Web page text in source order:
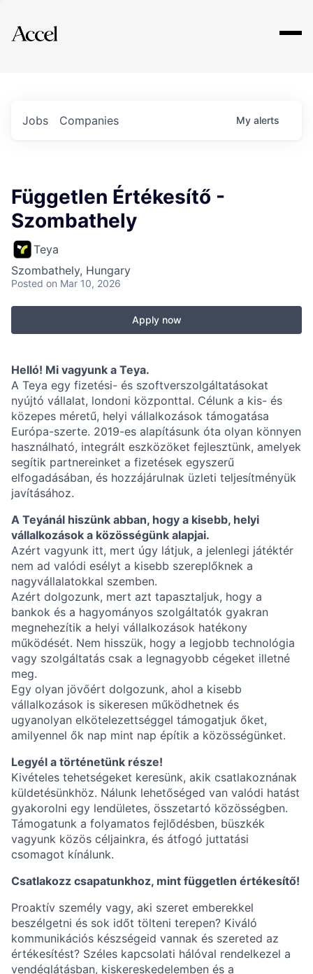
Explore
Jobs Companies My alerts
Független Értékesítő -
Szombathely
Teya
Szombathely, Hungary
Posted on Mar 10, 2026
Apply now
Helló! Mi vagyunk a Teya.
A Teya egy fizetési- és szoftverszolgáltatásokat
nyújtó vállalat, londoni központtal. Célunk a kis- és
közepes méretű, helyi vállalkozások támogatása
Európa-szerte. 2019-es alapításunk óta olyan könnyen
használható, integrált eszközöket fejlesztünk, amelyek
segítik partnereinket a fizetések egyszerű
elfogadásában, és hozzájárulnak üzleti teljesítményük
javításához.
A Teyánál hiszünk abban, hogy a kisebb, helyi
vállalkozások a közösségünk alapjai.
Azért vagyunk itt, mert úgy látjuk, a jelenlegi játéktér
nem ad valódi esélyt a kisebb szereplőknek a
nagyvállalatokkal szemben.
Azért dolgozunk, mert azt tapasztaljuk, hogy a
bankok és a hagyományos szolgáltatók gyakran
megnehezítik a helyi vállalkozások hatékony
működését. Nem hisszük, hogy a legjobb technológia
vagy szolgáltatás csak a legnagyobb cégeket illetné
meg.
Egy olyan jövőért dolgozunk, ahol a kisebb
vállalkozások is sikeresen működhetnek és
ugyanolyan elkötelezettséggel támogatjuk őket,
amilyennel ők nap mint nap építik a közösségünket.
Legyél a történetünk része!
Kivételes tehetségeket keresünk, akik csatlakoznának
küldetésünkhöz. Nálunk lehetőséged van valódi hatást
gyakorolni egy lendületes, összetartó közösségben.
Támogatunk a folyamatos fejlődésben, büszkék
vagyunk közös céljainkra, és átfogó juttatási
csomagot kínálunk.
Csatlakozz csapatunkhoz, mint független értékesítő!
Proaktív személy vagy, aki szeret emberekkel
beszélgetni és sok időt tölteni terepen? Kiváló
kommunikációs készségeid vannak és szereted az
értékesítést? Széles kapcsolati hálóval rendelkezel a
vendéglátásban, kiskereskedelemben és a